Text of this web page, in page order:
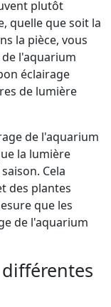
plutôt
quelle que soit la
la pièce, vous
l'aquarium
éclairage
de lumière
de l'aquarium
la lumière
Cela
des plantes
que les
de l'aquarium